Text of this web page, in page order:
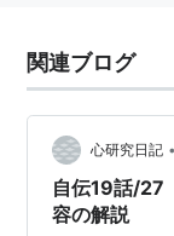
関連ブログ
心研究日記 •
自伝19話/27
容の解説